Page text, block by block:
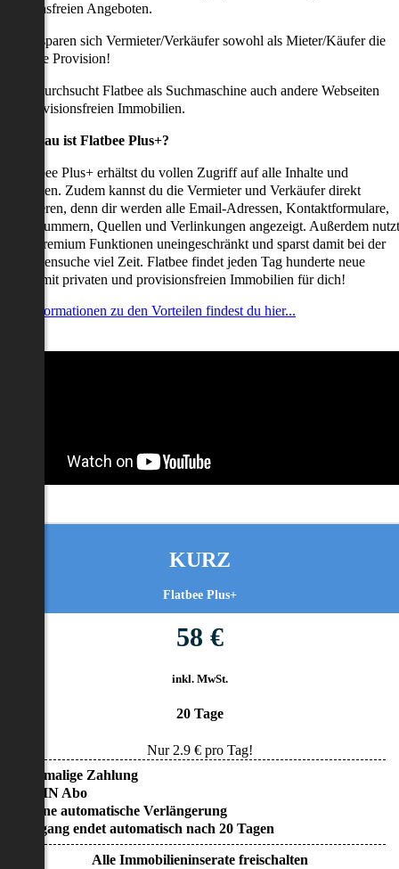
Angeboten.
uns sparen sich Vermieter/Verkäufer sowohl als Mieter/Käufer die
Provision!
durchsucht Flatbee als Suchmaschine auch andere Webseiten
provisionsfreien Immobilien.
genau ist Flatbee Plus+?
Flatbee Plus+ erhältst du vollen Zugriff auf alle Inhalte und
Zudem kannst du die Vermieter und Verkäufer direkt
denn dir werden alle Email-Adressen, Kontaktformulare,
Quellen und Verlinkungen angezeigt. Außerdem nutzt
alle Premium Funktionen uneingeschränkt und sparst damit bei der
viel Zeit. Flatbee findet jeden Tag hunderte neue
mit privaten und provisionsfreien Immobilien für dich!
Informationen zu den Vorteilen findest du hier...
KURZ
Flatbee Plus+
58 €
inkl. MwSt.
20 Tage
Nur 2.9€ pro Tag!
• Einmalige Zahlung
• KEIN Abo
• Keine automatische Verlängerung
• Zugang endet automatisch nach 20 Tagen
Alle Immobilieninserate freischalten